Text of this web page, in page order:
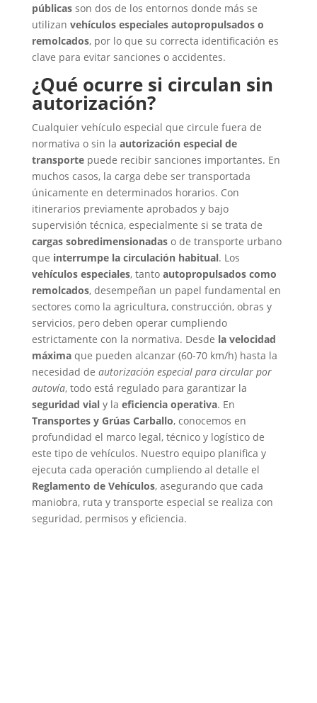
públicasson dos de los entornos donde más se
utilizan vehículos especiales autopropulsados o
remolcados, por lo que su correcta identificación es
clave para evitar sanciones o accidentes.
¿Qué ocurre si circulan sin
autorización?
Cualquier vehículo especial que circule fuera de
normativa o sin la autorización especial de
transportepuede recibir sanciones importantes. En
muchos casos, la carga debe ser transportada
únicamente en determinados horarios. Con
itinerarios previamente aprobados y bajo
supervisión técnica, especialmente si se trata de
cargas sobredimensionadaso de transporte urbano
que interrumpe la circulación habitual. Los
vehículos especiales, tanto autopropulsados como
remolcados, desempeñan un papel fundamental en
sectores como la agricultura, construcción, obras y
servicios, pero deben operar cumpliendo
estrictamente con la normativa. Desde la velocidad
máxima que pueden alcanzar (60-70 km/h) hasta la
necesidad de autorización especial para circular por
autovía, todo está regulado para garantizar la
seguridad vialy la eficiencia operativa. En
Transportes y Grúas Carballo, conocemos en
profundidad el marco legal, técnico y logístico de
este tipo de vehículos. Nuestro equipo planifica y
ejecuta cada operación cumpliendo al detalle el
Reglamento de Vehículos, asegurando que cada
maniobra, ruta y transporte especial se realiza con
seguridad, permisos y eficiencia.